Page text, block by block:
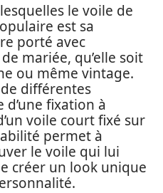
le voile de
est sa
porté avec
mariée, qu’elle soit
ou même vintage.
différentes
d’une fixation à
voile court fixé sur
permet à
le voile qui lui
créer un look unique